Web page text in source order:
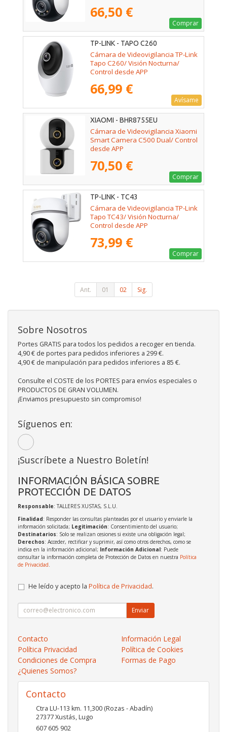
66,50 €
Comprar
TP-LINK - TAPO C260
Cámara de Videovigilancia TP-Link
Tapo C260/ Visión Nocturna/
Control desde APP
66,99 €
Avísame
XIAOMI - BHR8755EU
Cámara de Videovigilancia Xiaomi
Smart Camera C500 Dual/ Control
desde APP
70,50 €
Comprar
TP-LINK - TC43
Cámara de Videovigilancia TP-Link
Tapo TC43/ Visión Nocturna/
Control desde APP
73,99 €
Comprar
Ant. 01 02 Sig.
Sobre Nosotros
Portes GRATIS para todos los pedidos a recoger en tienda.
4,90 € de portes para pedidos inferiores a 299 €.
4,90 € de manipulación para pedidos inferiores a 85 €.
Consulte el COSTE de los PORTES para envíos especiales o
PRODUCTOS DE GRAN VOLUMEN.
¡Enviamos presupuesto sin compromiso!
Síguenos en:
¡Suscríbete a Nuestro Boletín!
INFORMACIÓN BÁSICA SOBRE
PROTECCIÓN DE DATOS
Responsable: TALLERES XUSTAS, S.L.U.
Finalidad: Responder las consultas planteadas por el usuario y enviarle la
información solicitada; Legitimación: Consentimiento del usuario;
Destinatarios: Solo se realizan cesiones si existe una obligación legal;
Derechos: Acceder, rectificar y suprimir, así como otros derechos, como se
indica en la información adicional; Información Adicional: Puede
consultar la información completa de Protección de Datos en nuestra Política
de Privacidad
He leído y acepto la Política de Privacidad.
Enviar
Contacto
Información Legal
Política Privacidad
Política de Cookies
Condiciones de Compra
Formas de Pago
¿Quienes Somos?
Contacto
Ctra LU-113 km. 11,300 (Rozas - Abadín)
27377Xustás,Lugo
607 605 902